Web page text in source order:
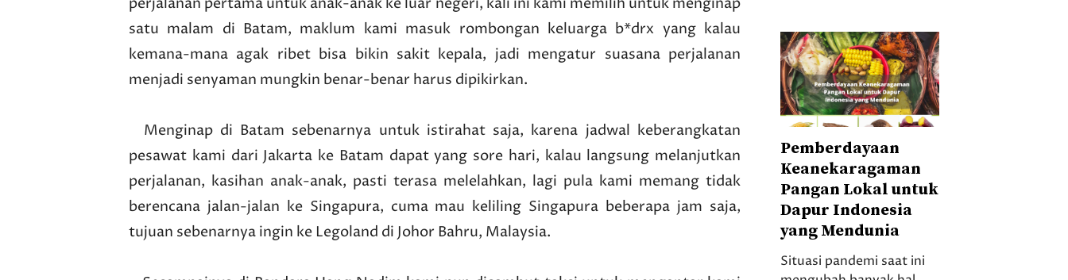
satu malam di Batam, maklum kami masuk rombongan keluarga b*drx yang kalau
kemana-mana agak ribet bisa bikin sakit kepala, jadi mengatur suasana perjalanan
menjadi senyaman mungkin benar-benar harus dipikirkan.
Menginap di Batam sebenarnya untuk istirahat saja, karena jadwal keberangkatan
pesawat kami dari Jakarta ke Batam dapat yang sore hari, kalau langsung melanjutkan
perjalanan, kasihan anak-anak, pasti terasa melelahkan, lagi pula kami memang tidak
berencana jalan-jalan ke Singapura, cuma mau keliling Singapura beberapa jam saja,
tujuan sebenarnya ingin ke Legoland di Johor Bahru, Malaysia.
Pemberdayaan
Keanekaragaman
Pangan Lokal untuk
Dapur Indonesia
yang Mendunia
Situasi pandemi saat ini